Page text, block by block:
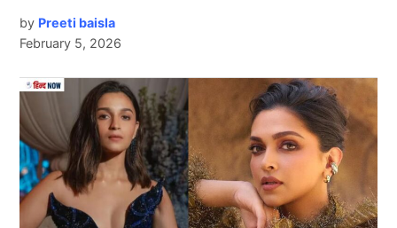
Shubman Gill
दरअसल बीते कई सालों से गिल (Shubman Gill) का नाम पूर्व
क्रिकेटर सचिन तेंदुलकर की बेटी सारा तेंदुलकर के साथ जुड़ता
रहा है। हालांकि इसपर दोनों ने कभी कोई रिएक्शन नहीं दिया।
Next Article
by Preeti baisla
February 5, 2026